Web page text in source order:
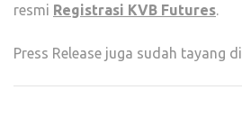
resmi Registrasi KVB Futures.
Press Release juga sudah tayang di